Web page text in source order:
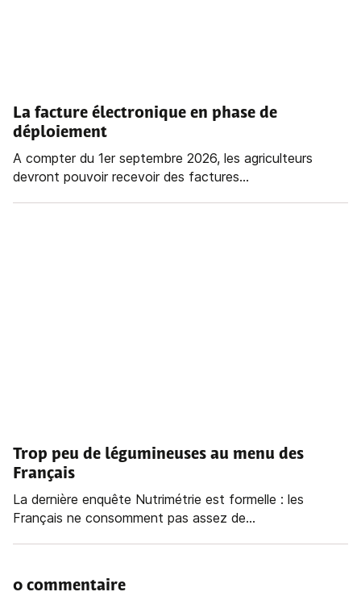
La facture électronique en phase de
déploiement
A compter du 1er septembre 2026, les agriculteurs
devront pouvoir recevoir des factures...
Trop peu de légumineuses au menu des
Français
La dernière enquête Nutrimétrie est formelle : les
Français ne consomment pas assez de...
0 commentaire